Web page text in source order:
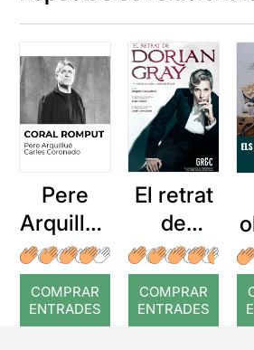
Pere
Arquillué
: Coral
romput
COMPRAR
ENTRADES
El retrat
de
Dorian
Gray
COMPRAR
ENTRADES